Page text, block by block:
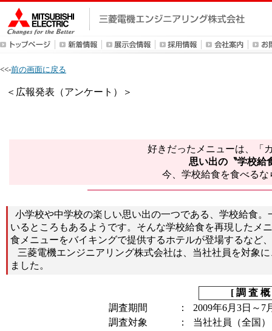
<<-前の画面に戻る
＜広報発表（アンケート）＞
好きだったメニューは、「
思い出の〝学校給
今、学校給食を食べる
小学校や中学校の楽しい思い出の一つである、学校給食
いるところもあるようです。そんな学校給食を再現したメ
食メニューをバイキングで提供するホテルが登場するな
三菱電機エンジニアリング株式会社は、当社社員を対象
ました。
[ 調 査
調査期間
：
2009年6月3日～7
調査対象
：
当社社員（全国）